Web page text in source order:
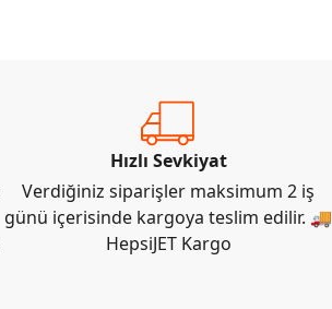
Hızlı Sevkiyat
Verdiğiniz siparişler maksimum 2 iş
günü içerisinde kargoya teslim edilir. 🚚
HepsiJET Kargo